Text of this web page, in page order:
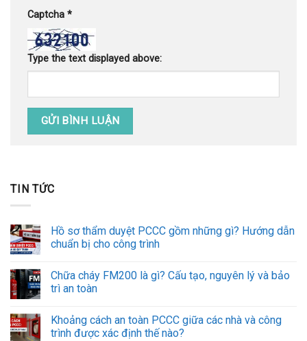
Captcha *
Type the text displayed above:
TIN TỨC
Hồ sơ thẩm duyệt PCCC gồm những gì? Hướng dẫn
chuẩn bị cho công trình
Chữa cháy FM200 là gì? Cấu tạo, nguyên lý và bảo
trì an toàn
Khoảng cách an toàn PCCC giữa các nhà và công
trình được xác định thế nào?